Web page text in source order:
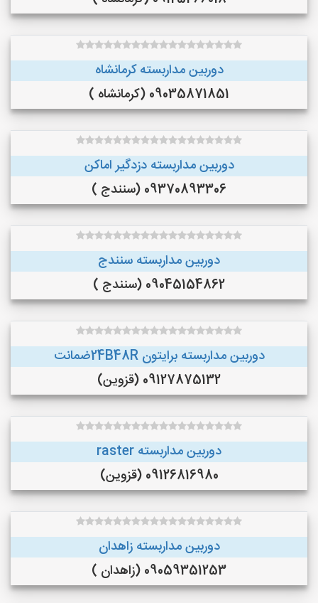
دوربین مداربسته کرمانشاه
09035871851 (کرمانشاه )
دوربین مداربسته دزدگیر اماکن
09370893306 (سنندج )
دوربین مداربسته سنندج
09045154862 (سنندج )
دوربین مداربسته برایتون 24B48Rضمانت
09127875132 (قزوین)
دوربین مداربسته raster
09126816980 (قزوین)
دوربین مداربسته زاهدان
09059351253 (زاهدان )